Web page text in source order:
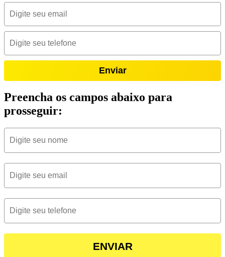
Enviar
Preencha os campos abaixo para
prosseguir:
ENVIAR